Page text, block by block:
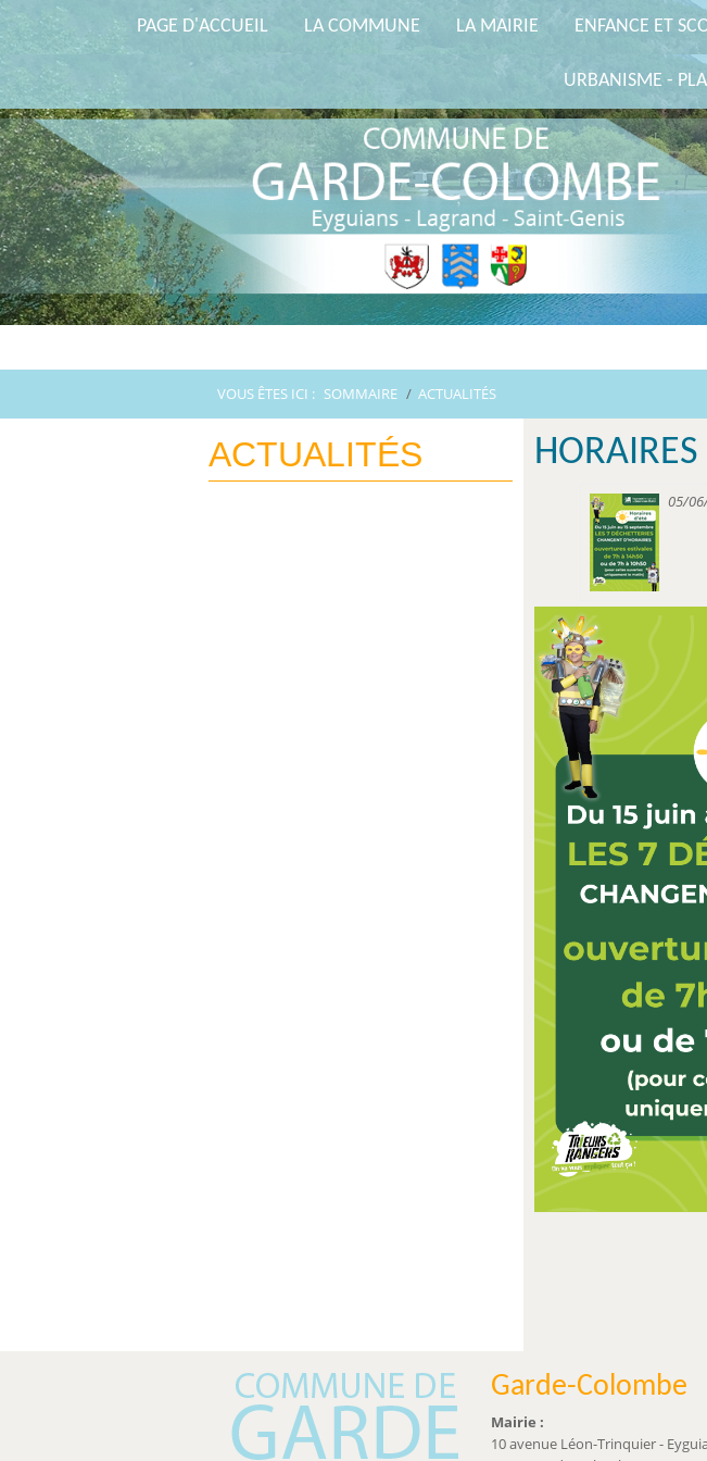
PAGE D'ACCUEIL LA COMMUNE LA MAIRIE ENFANCE ET
URBANISME -
VOUS ÊTES ICI : SOMMAIRE / ACTUALITÉS
ACTUALITÉS HORAIRES
05/
Garde-Colombe
Mairie :
10 avenue Léon-Trinquier -